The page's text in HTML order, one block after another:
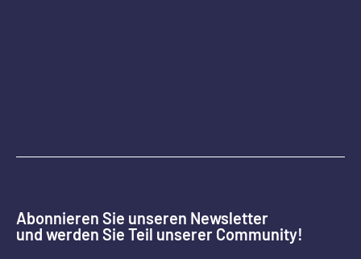
Abonnieren Sie unseren Newsletter
und werden Sie Teil unserer Community!